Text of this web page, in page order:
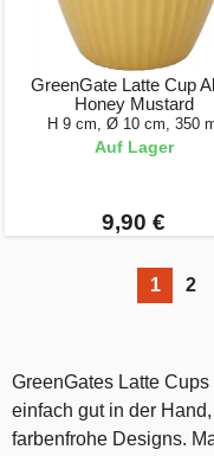
GreenGate Latte Cup
Honey Mustard
H 9 cm, Ø 10 cm, 350
Auf Lager
9,90 €
1 2
GreenGates Latte
einfach gut in der
farbenfrohe Designs.